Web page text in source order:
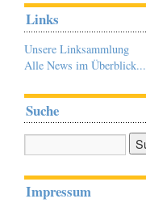
Links
Unsere Linksammlung
Alle News im Überblick...
Suche
Impressum